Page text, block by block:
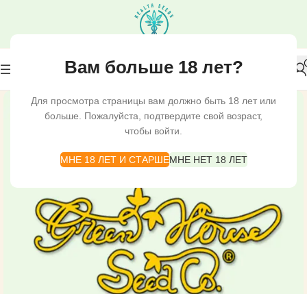
Вам больше 18 лет?
Для просмотра страницы вам должно быть 18 лет или
больше. Пожалуйста, подтвердите свой возраст,
чтобы войти.
МНЕ 18 ЛЕТ И СТАРШЕМНЕ НЕТ 18 ЛЕТ